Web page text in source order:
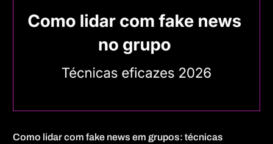
Como lidar com fake news em grupos: técnicas